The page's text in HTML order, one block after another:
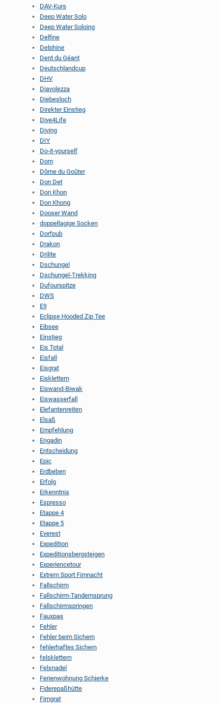
DAV-Kurs
Deep Water Solo
Deep Water Soloing
Delfine
Delphine
Dent du Géant
Deutschlandcup
DHV
Diavolezza
Diebesloch
Direkter Einstieg
Dive4Life
Diving
DIY
Do-it-yourself
Dom
Dôme du Goûter
Don Det
Don Khon
Don Khong
Dooser Wand
doppellagige Socken
Dorfpub
Drakon
Drilite
Dschungel
Dschungel-Trekking
Dufourspitze
DWS
E9
Eclipse Hooded Zip Tee
Eibsee
Einstieg
Eis Total
Eisfall
Eisgrat
Eisklettern
Eiswand-Biwak
Eiswasserfall
Elefantenreiten
Elsaß
Empfehlung
Engadin
Entscheidung
Epic
Erdbeben
Erfolg
Erkenntnis
Espresso
Etappe 4
Etappe 5
Everest
Expedition
Expeditionsbergsteigen
Experiencetour
Extrem Sport Fimnacht
Fallschirm
Fallschirm-Tandemsprung
Fallschirmspringen
Fauxpas
Fehler
Fehler beim Sichern
fehlerhaftes Sichern
felsklettern
Felsnadel
Ferienwohnung Schierke
Fiderepaßhütte
Firngrat